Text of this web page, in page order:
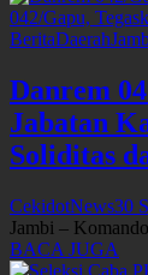
BeritaDaerah
Danrem
Jabatan
Soliditas
CekidotNews30
Jambi –
BACA JUGA